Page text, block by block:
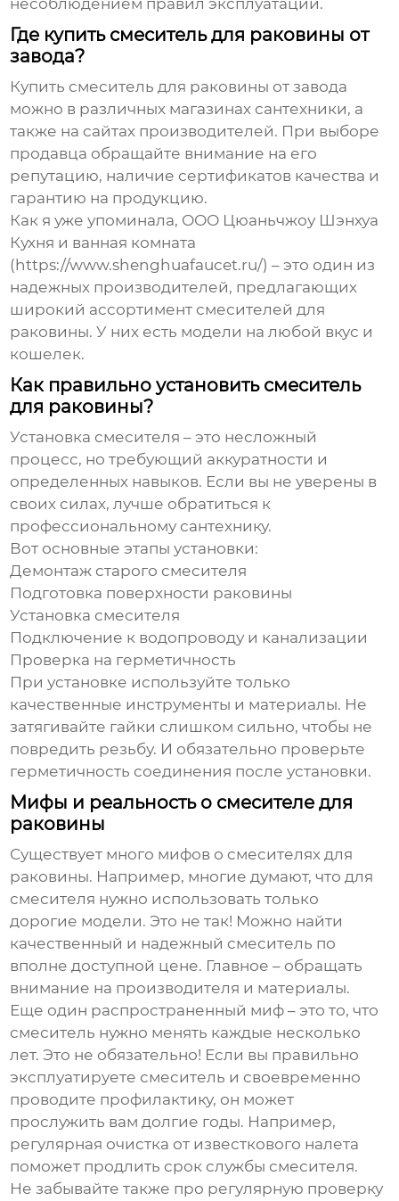
несоблюдением правил эксплуатации.
Где купить смеситель для раковины от
завода?
Купить смеситель для раковины от завода
можно в различных магазинах сантехники, а
также на сайтах производителей. При выборе
продавца обращайте внимание на его
репутацию, наличие сертификатов качества и
гарантию на продукцию.
Как я уже упоминала, ООО Цюаньчжоу Шэнхуа
Кухня и ванная комната
(https://www.shenghuafaucet.ru/) – это один из
надежных производителей, предлагающих
широкий ассортимент смесителей для
раковины. У них есть модели на любой вкус и
кошелек.
Как правильно установить смеситель
для раковины?
Установка смесителя – это несложный
процесс, но требующий аккуратности и
определенных навыков. Если вы не уверены в
своих силах, лучше обратиться к
профессиональному сантехнику.
Вот основные этапы установки:
Демонтаж старого смесителя
Подготовка поверхности раковины
Установка смесителя
Подключение к водопроводу и канализации
Проверка на герметичность
При установке используйте только
качественные инструменты и материалы. Не
затягивайте гайки слишком сильно, чтобы не
повредить резьбу. И обязательно проверьте
герметичность соединения после установки.
Мифы и реальность о смесителе для
раковины
Существует много мифов о смесителях для
раковины. Например, многие думают, что для
смесителя нужно использовать только
дорогие модели. Это не так! Можно найти
качественный и надежный смеситель по
вполне доступной цене. Главное – обращать
внимание на производителя и материалы.
Еще один распространенный миф – это то, что
смеситель нужно менять каждые несколько
лет. Это не обязательно! Если вы правильно
эксплуатируете смеситель и своевременно
проводите профилактику, он может
прослужить вам долгие годы. Например,
регулярная очистка от известкового налета
поможет продлить срок службы смесителя.
Не забывайте также про регулярную проверку